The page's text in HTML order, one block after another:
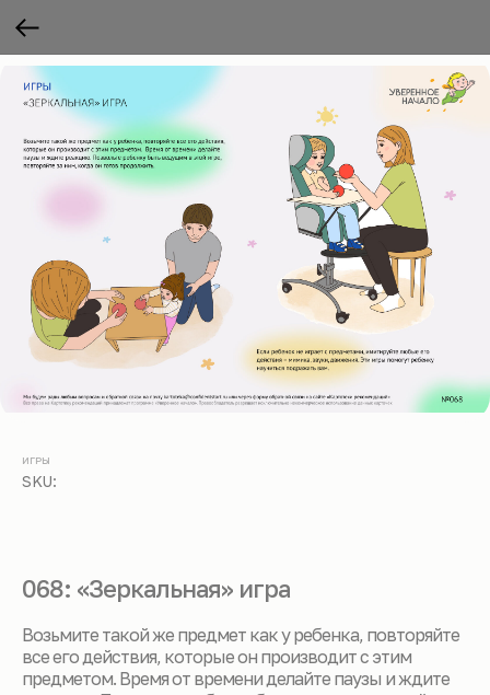
ИГРЫ
SKU:
068: «Зеркальная» игра
Возьмите такой же предмет как у ребенка, повторяйте
все его действия, которые он производит с этим
предметом. Время от времени делайте паузы и ждите